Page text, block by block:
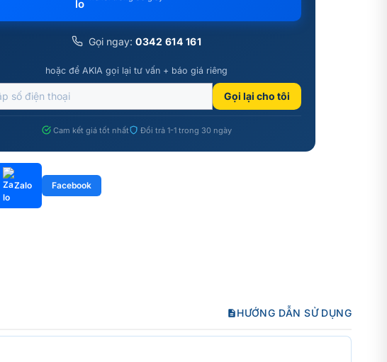
Gọi ngay:0342 614 161
hoặc để AKIA gọi lại tư vấn + báo giá riêng
Gọi lại cho tôi
Cam kết giá tốt nhất Đổi trả 1-1 trong 30 ngày
Zalo Facebook
HƯỚNG DẪN SỬ DỤNG